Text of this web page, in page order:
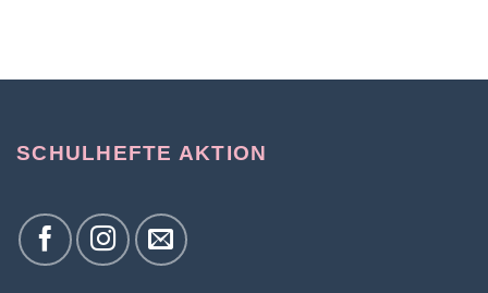
SCHULHEFTE AKTION